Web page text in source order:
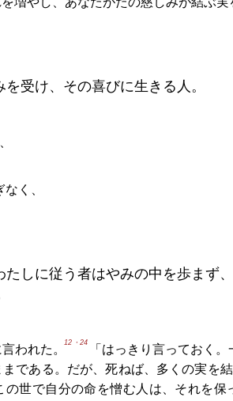
受け、その喜びに生きる人。
く、
たしに従う者はやみの中を歩まず
われた。
12・24
「はっきり言っておく
である。だが、死ねば、多くの実を
世で自分の命を憎む人は、それを保